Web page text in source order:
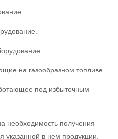
на газообразном топливе.
под избыточным
необходимость получения
указанной в нем продукции,